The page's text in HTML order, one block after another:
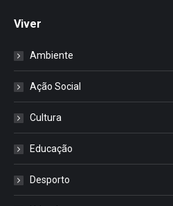
Viver
Ambiente
Ação Social
Cultura
Educação
Desporto